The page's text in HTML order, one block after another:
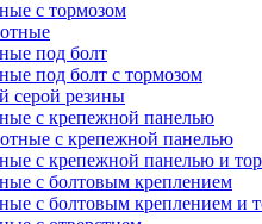
с тормозом
под болт
под болт с тормозом
серой резины
с крепежной панелью
с крепежной панелью
с крепежной панелью и
с болтовым креплением
с болтовым креплением и